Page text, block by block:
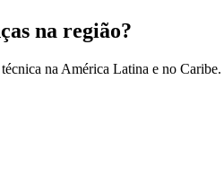
na região?
na América Latina e no Caribe.